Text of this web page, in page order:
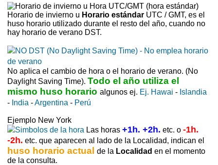
Horario de invierno u Horario estándar UTC / GMT, es el
huso horario utilizado durante el resto del año, cuando no
hay horario de verano DST.
No aplica el cambio de hora o el horario de verano. (No
Daylight Saving Time). Todo el año utiliza el
mismo huso horario algunos ej. Ej. Hawai - Islandia
- India -Argentina - Perú
Ejemplo New York
Las horas +1h. +2h. etc. o -1h.
-2h. etc. que aparecen al lado de la Localidad, indican el
huso horario actual de la Localidad en el momento
de la consulta.